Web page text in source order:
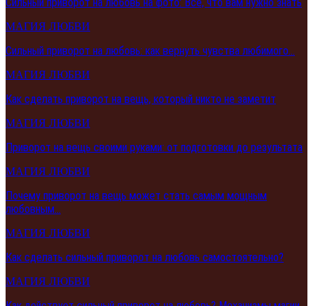
Сильный приворот на любовь на фото: Все, что вам нужно знать
МАГИЯ ЛЮБВИ
Сильный приворот на любовь: как вернуть чувства любимого…
МАГИЯ ЛЮБВИ
Как сделать приворот на вещь, который никто не заметит
МАГИЯ ЛЮБВИ
Приворот на вещь своими руками: от подготовки до результата
МАГИЯ ЛЮБВИ
Почему приворот на вещь может стать самым мощным
любовным…
МАГИЯ ЛЮБВИ
Как сделать сильный приворот на любовь самостоятельно?
МАГИЯ ЛЮБВИ